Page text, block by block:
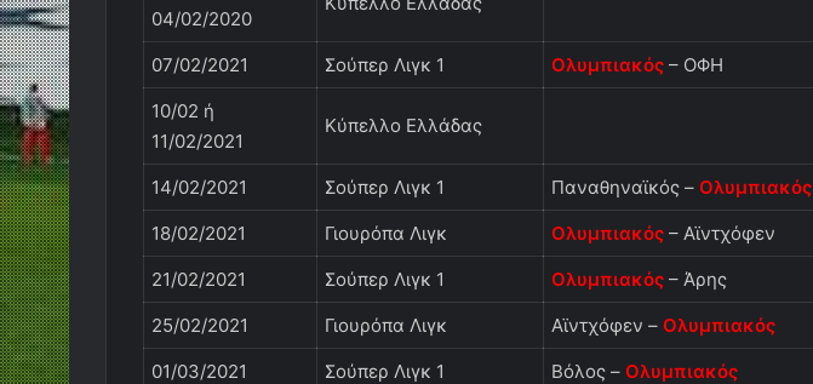
04/02/2020
07/02/2021 Σούπερ Λιγκ 1 Ολυμπιακός – ΟΦΗ
10/02 ή
11/02/2021
Κύπελλο Ελλάδας
14/02/2021 Σούπερ Λιγκ 1 Παναθηναϊκός – Ολυμπιακός
18/02/2021
Γιουρόπα Λιγκ Ολυμπιακός – Αϊντχόφεν
21/02/2021
Σούπερ Λιγκ 1 Ολυμπιακός – Άρης
25/02/2021
Γιουρόπα Λιγκ Αϊντχόφεν – Ολυμπιακός
01/03/2021
Σούπερ Λιγκ 1 Βόλος – Ολυμπιακός